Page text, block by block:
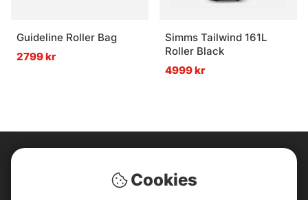
Vad passar en resväska bra till?
Guideline Roller Bag
2799 kr
Simms Tailwind 161L
Roller Black
4999 kr
Cookies